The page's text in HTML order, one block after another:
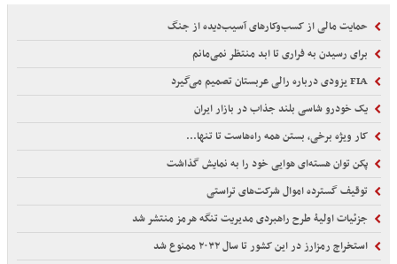
حمایت مالی از کسب‌وکارهای آسیب‌دیده از جنگ
برای رسیدن به فراری تا ابد منتظر نمی‌مانم
یک خودرو شاسی بلند جذاب در بازار ایران
کار ویژه برخی، بستن همه راه‌هاست تا تنها...
پکن توان هسته‌ای هوایی خود را به نمایش گذاشت
توقیف گسترده اموال شرکت‌های تراستی
جزئیات اولیۀ طرح راهبردی مدیریت تنگه هرمز منتشر شد
استخراج رمزارز در این کشور تا سال ۲۰۳۲ ممنوع شد